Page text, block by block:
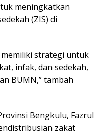
meningkatkan
(ZIS) di
strategi untuk
infak, dan sedekah,
BUMN,” tambah
Bengkulu, Fazrul
zakat